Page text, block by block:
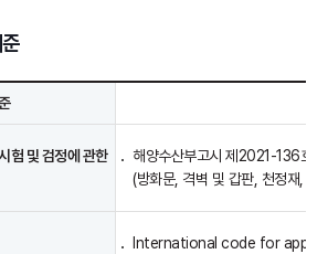
험 및 검정에 관한
해양수산부고시 제2021-136호
(방화문, 격벽 및 갑판, 천정재, 전
International code for